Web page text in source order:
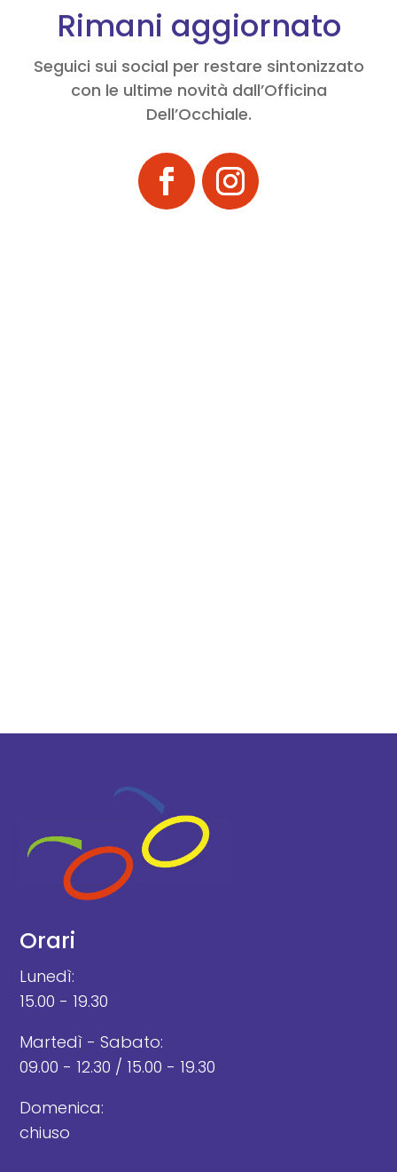
Rimani aggiornato
Seguici sui social per restare sintonizzato
con le ultime novità dall’Officina
Dell’Occhiale.
Orari
Lunedì:
15.00 - 19.30
Martedì - Sabato:
09.00 - 12.30 / 15.00 - 19.30
Domenica:
chiuso